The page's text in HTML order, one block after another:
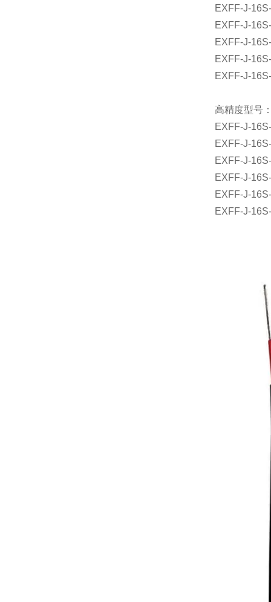
EXFF-J-
EXFF-J-
EXFF-J-
EXFF-J-
EXFF-J-
高精度型号
EXFF-J-
EXFF-J-
EXFF-J-
EXFF-J-
EXFF-J-
EXFF-J-